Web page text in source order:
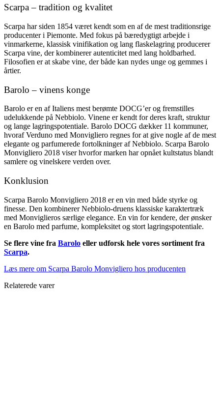
Scarpa – tradition og kvalitet
Scarpa har siden 1854 været kendt som en af de mest traditionsrige
producenter i Piemonte. Med fokus på bæredygtigt arbejde i
vinmarkerne, klassisk vinifikation og lang flaskelagring producerer
Scarpa vine, der kombinerer autenticitet med lang holdbarhed.
Filosofien er at skabe vine, der både kan nydes unge og gemmes i
årtier.
Barolo – vinens konge
Barolo er en af Italiens mest berømte DOCG’er og fremstilles
udelukkende på Nebbiolo. Vinene er kendt for deres kraft, struktur
og lange lagringspotentiale. Barolo DOCG dækker 11 kommuner,
hvoraf Verduno med Monvigliero regnes for at give nogle af de mest
elegante og parfumerede fortolkninger af Nebbiolo. Scarpa Barolo
Monvigliero 2018 viser hvorfor marken har opnået kultstatus blandt
samlere og vinelskere verden over.
Konklusion
Scarpa Barolo Monvigliero 2018 er en vin med både styrke og
finesse. Den kombinerer Nebbiolo-druens klassiske karaktertræk
med Monviglieros særlige elegance. En vin for kendere, der ønsker
en Barolo med parfume, kompleksitet og stort lagringspotentiale.
Se flere vine fra Barolo eller udforsk hele vores sortiment fra
Scarpa.
Læs mere om Scarpa Barolo Monvigliero hos producenten
Relaterede varer